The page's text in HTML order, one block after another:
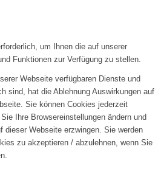
um Ihnen die auf unserer
Funktionen zur Verfügung zu stellen.
Webseite verfügbaren Dienste und
sind, hat die Ablehnung Auswirkungen auf
Sie können Cookies jederzeit
Ihre Browsereinstellungen ändern und
dieser Webseite erzwingen. Sie werden
zu akzeptieren / abzulehnen, wenn Sie